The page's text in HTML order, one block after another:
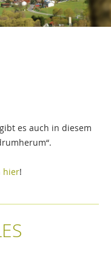
es auch in diesem
hier!